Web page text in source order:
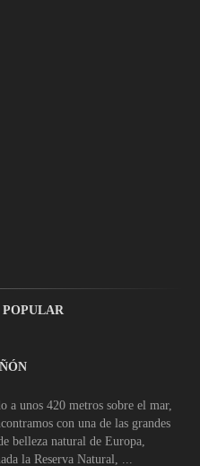
a unos 420 metros sobre el mar,
con una de las grandes
belleza natural de Europa,
la Reserva Natural, ...